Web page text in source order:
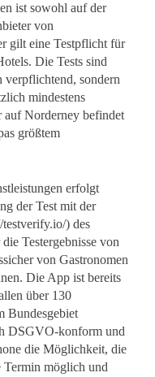
ist sowohl auf der
von
gilt eine Testpflicht für
Die Tests sind
sondern
mindestens
auf Norderney befindet
größtem
erfolgt
der Test mit der
) des
Testergebnisse von
von Gastronomen
Die App ist bereits
über 130
Bundesgebiet
DSGVO-konform und
die Möglichkeit, die
Termin möglich und